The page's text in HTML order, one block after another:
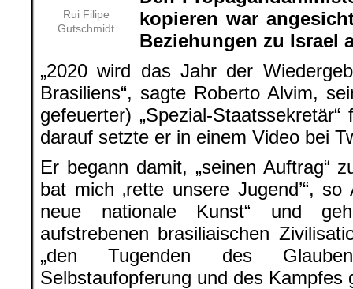
Rui Filipe
Gutschmidt
kopieren war
Beziehungen zu Israel
„2020 wird das Jahr der
Brasiliens“, sagte Roberto Alvim,
gefeuerter) „Spezial-
darauf setzte er in einem Video bei
Er begann damit, „seinen Auftrag“
bat mich ‚rette unsere Jugend’“,
neue nationale Kunst“ und
aufstrebenen brasiliaischen
„den Tugenden des
Selbstaufopferung und des Kampfes